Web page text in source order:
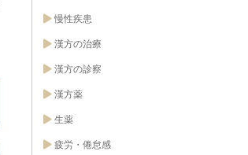
慢性疾患
漢方の治療
漢方の診察
漢方薬
生薬
疲労・倦怠感